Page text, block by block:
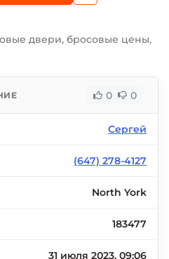
двери, бросовые цены,
0 0
Сергей
(647) 278-4127
North York
183477
31 июля 2023, 09:06